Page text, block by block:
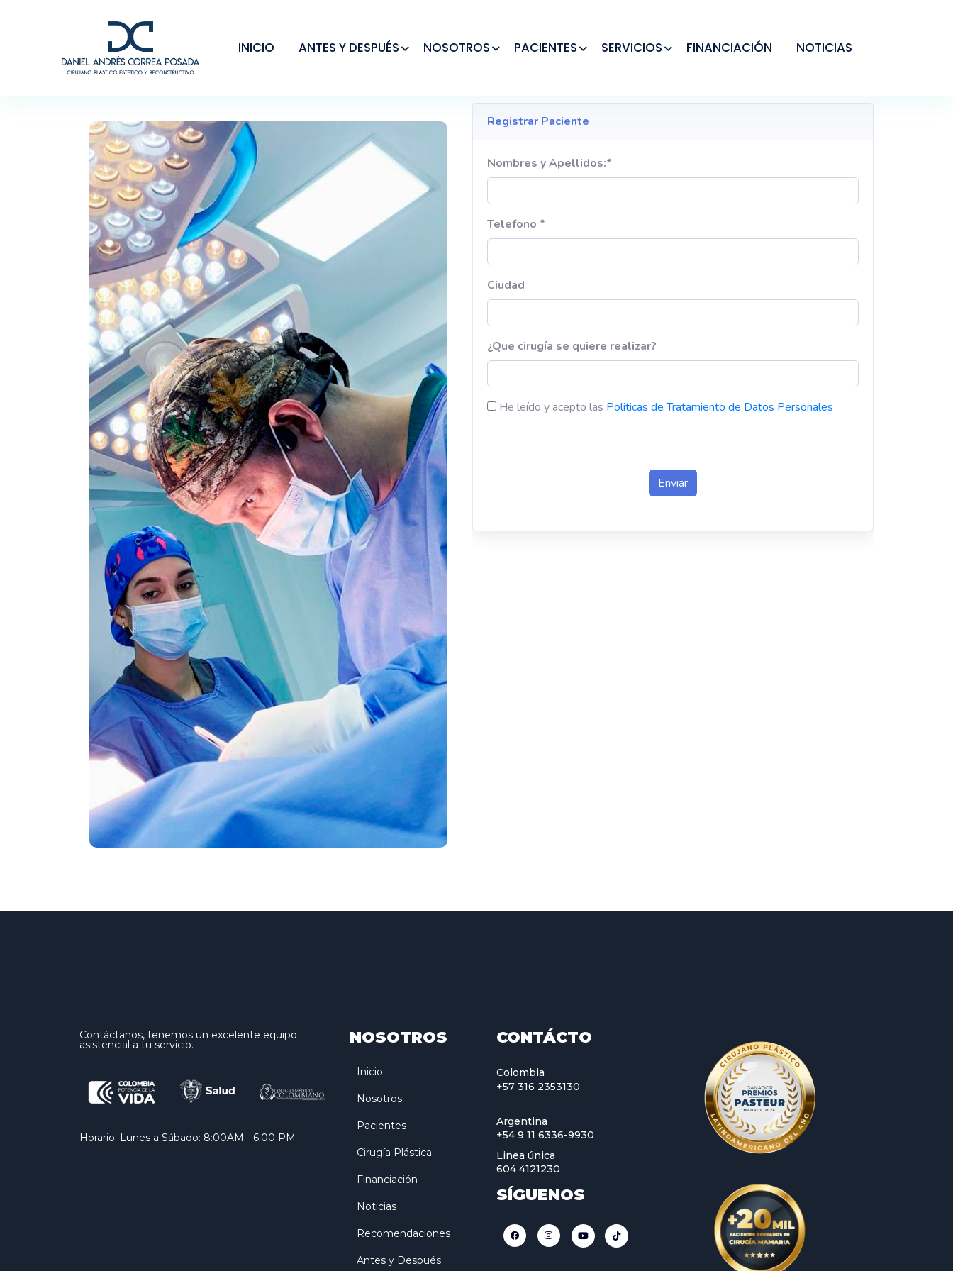
INICIO ANTES Y DESPUÉS NOSOTROS PACIENTES SERVICIOS FINANCIACIÓN NOTICIAS
Contáctanos, tenemos un excelente equipo
asistencial a tu servicio.
Horario: Lunes a Sábado: 8:00AM - 6:00 PM
NOSOTROS
Inicio
Nosotros
Pacientes
Cirugía Plástica
Financiación
Noticias
Recomendaciones
Antes y Después
CONTÁCTO
Colombia
+57 316 2353130
Argentina
+54 9 11 6336-9930
Linea única
604 4121230
SÍGUENOS